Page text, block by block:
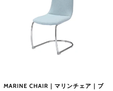
MARINE CHAIR｜マリンチェア｜ブ